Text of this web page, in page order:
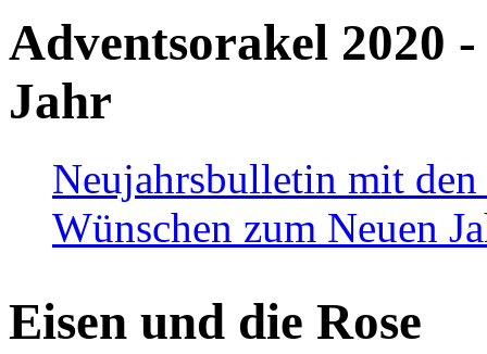
Adventsorakel 2020
Jahr
Neujahrsbulletin mit den
Wünschen zum Neuen
Eisen und die Rose